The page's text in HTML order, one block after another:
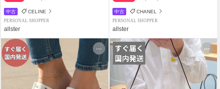
中古 CELINE
PERSONAL SHOPPER
allster
中古 CHANEL
PERSONAL SHOPPER
allster